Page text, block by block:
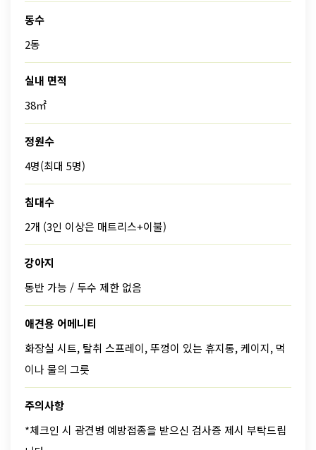
동수
2동
실내 면적
38㎡
정원수
4명(최대 5명)
침대수
2개 (3인 이상은 매트리스+이불)
강아지
동반 가능 / 두수 제한 없음
애견용 어메니티
화장실 시트, 탈취 스프레이, 뚜껑이 있는 휴지통, 케이지, 먹
이나 물의 그릇
주의사항
*체크인 시 광견병 예방접종을 받으신 검사증 제시 부탁드립